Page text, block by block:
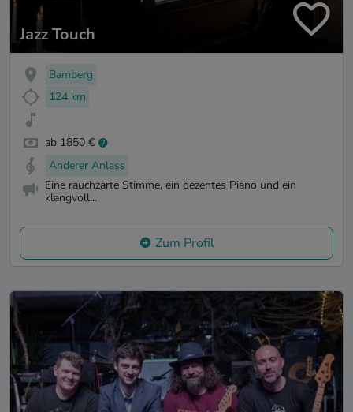
Jazz Touch
Bamberg
124 km
ab 1850 €
Anderer Anlass
Eine rauchzarte Stimme, ein dezentes Piano und ein
klangvoll...
Zum Profil